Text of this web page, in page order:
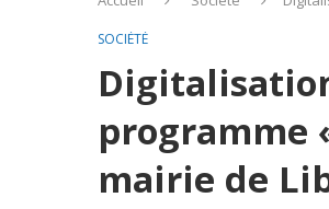
SOCIÉTÉ
programme
mairie de